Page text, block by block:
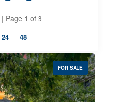
Page 1 of 3
24 48
FOR SALE